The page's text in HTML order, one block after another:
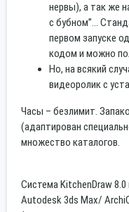
нервы), а так же
с бубном”…
первом запуске
кодом и можно
Но, на всякий
видеоролик с
Часы – безлимит.
(адаптирован
множество каталогов.
Система KitchenDraw
Autodesk 3ds Max/